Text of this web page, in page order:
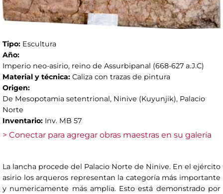
Tipo: Escultura
Año:
Imperio neo-asirio, reino de Assurbipanal (668-627 a.J.C)
Material y técnica: Caliza con trazas de pintura
Origen:
De Mesopotamia setentrional, Ninive (Kuyunjik), Palacio
Norte
Inventario: Inv. MB 57
> Conectar para agregar obras maestras en su galería
La lancha procede del Palacio Norte de Ninive. En el ejército
asirio los arqueros representan la categoría más importante
y numericamente más amplia. Esto está demonstrado por